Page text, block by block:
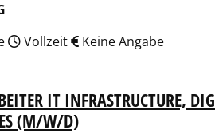
Vollzeit Keine Angabe
IT INFRASTRUCTURE,
(M/W/D)